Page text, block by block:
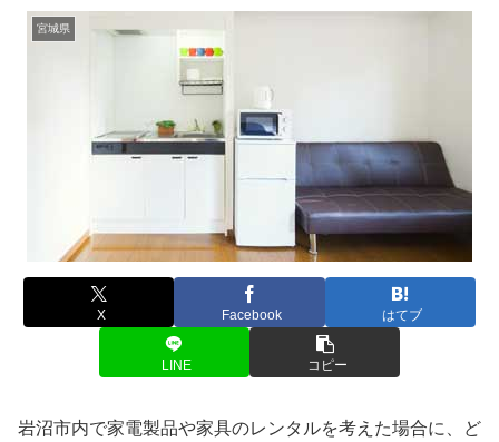
宮城県
X Facebook はてブ
LINE コピー
岩沼市内で家電製品や家具のレンタルを考えた場合に、ど